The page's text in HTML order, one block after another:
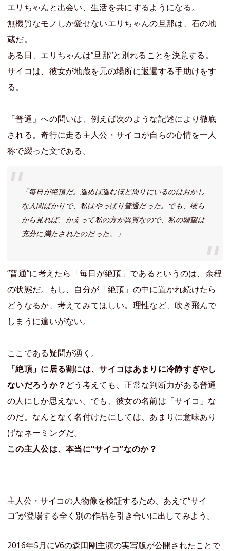
エリちゃんと出会い、生活を共にするようになる。
無機質なモノしか愛せないエリちゃんの旦那は、石の地
蔵だ。
ある日、エリちゃんは”旦那”と別れることを決意する。
サイコは、彼女が地蔵を元の場所に返還する手助けをす
る。
「普通」への問いは、例えば次のような記述により徹底
される。奇行に走る主人公・サイコが自らの心情を一人
称で綴った文である。
「毎日が絶頂だ。進めば進むほど周りにいるのはおかし
な人間ばかりで、私はやっぱり普通だった。でも、彼ら
から見れば、かえって私の方が異質なので、私の願望は
充分に満たされたのだった。」
”普通”に考えたら「毎日が絶頂」であるというのは、余程
の状態だ。もし、自分が「絶頂」の中に置かれ続けたら
どうなるか、考えてみてほしい。理性など、吹き飛んで
しまうに違いがない。
ここである疑問が湧く。
「絶頂」に居る割には、サイコはあまりに冷静すぎやし
ないだろうか？ どう考えても、正常な判断力がある普通
の人にしか思えない。でも、彼女の名前は「サイコ」な
のだ。なんとなく名付けたにしては、あまりに意味あり
げなネーミングだ。
この主人公は、本当に“サイコ”なのか？
主人公・サイコの人物像を検証するため、あえて“サイ
コ”が登場する全く別の作品を引き合いに出してみよう。
2016年5月にV6の森田剛主演の実写版が公開されたことで